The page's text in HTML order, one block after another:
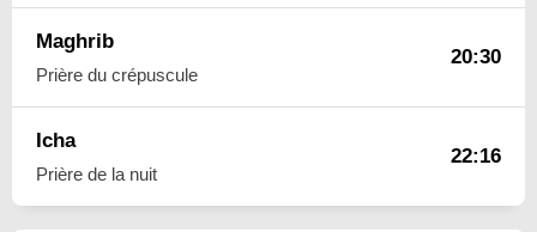
Maghrib
Prière du crépuscule
20:30
Icha
Prière de la nuit
22:16